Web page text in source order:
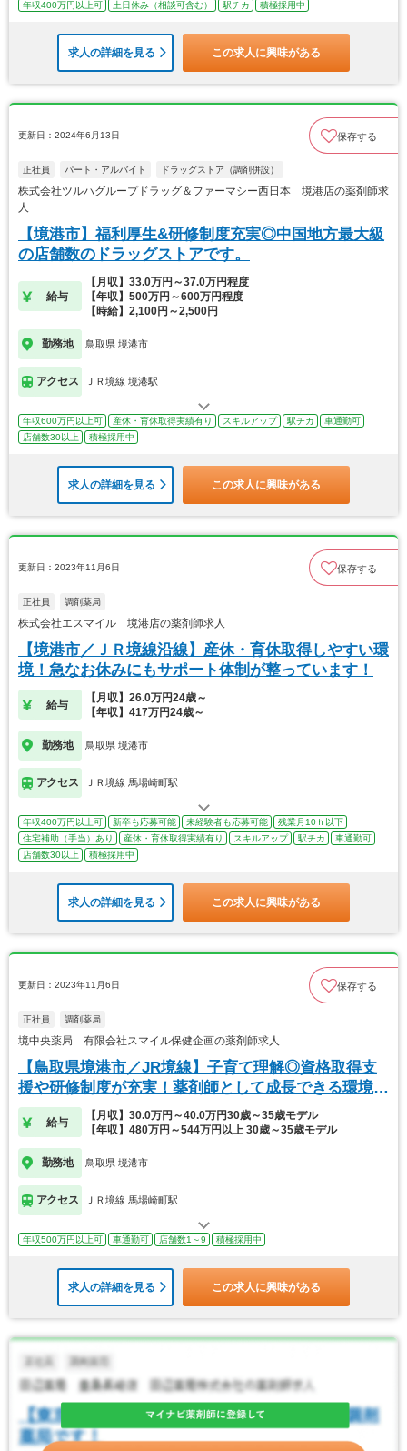
年収400万円以上可 土日休み（相談可含む） 駅チカ 積極採用中
求人の詳細を見る この求人に興味がある
更新日：2024年6月13日 保存する
正社員 パート・アルバイト ドラッグストア（調剤併設）
株式会社ツルハグループドラッグ＆ファーマシー西日本 境港店の薬剤師求
人
【境港市】福利厚生&研修制度充実◎中国地方最大級
の店舗数のドラッグストアです。
給与
【月収】33.0万円～37.0万円程度
【年収】500万円～600万円程度
【時給】2,100円～2,500円
勤務地 鳥取県 境港市
アクセス ＪＲ境線 境港駅
年収600万円以上可 産休・育休取得実績有り スキルアップ 駅チカ
車通勤可
店舗数30以上
積極採用中
求人の詳細を見る この求人に興味がある
更新日：2023年11月6日 保存する
正社員 調剤薬局
株式会社エスマイル 境港店の薬剤師求人
【境港市／ＪＲ境線沿線】産休・育休取得しやすい環
境！急なお休みにもサポート体制が整っています！
給与
【月収】26.0万円24歳～
【年収】417万円24歳～
勤務地 鳥取県 境港市
アクセス ＪＲ境線 馬場崎町駅
年収400万円以上可 新卒も応募可能 未経験者も応募可能
残業月10ｈ以下
住宅補助（手当）あり
産休・育休取得実績有り スキルアップ 駅チカ
車通勤可
店舗数30以上
積極採用中
求人の詳細を見る この求人に興味がある
更新日：2023年11月6日 保存する
正社員 調剤薬局
境中央薬局 有限会社スマイル保健企画の薬剤師求人
【鳥取県境港市／JR境線】子育て理解◎資格取得支
援や研修制度が充実！薬剤師として成長できる環境で
す！
給与
【月収】30.0万円～40.0万円30歳～35歳モデル
【年収】480万円～544万円以上 30歳～35歳モデル
勤務地 鳥取県 境港市
アクセス ＪＲ境線 馬場崎町駅
年収500万円以上可 車通勤可 店舗数1～9 積極採用中
求人の詳細を見る この求人に興味がある